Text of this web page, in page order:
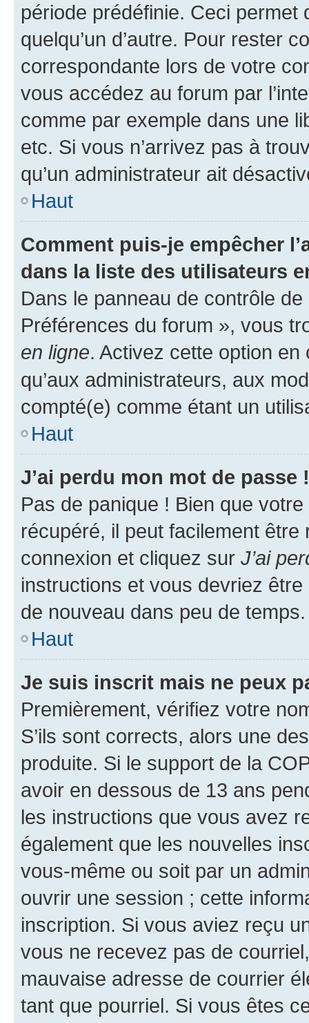
période prédéfinie. Ceci permet
quelqu’un d’autre. Pour rester
correspondante lors de votre
vous accédez au forum par
comme par exemple dans une
etc. Si vous n’arrivez pas à
qu’un administrateur ait
Haut
Comment puis-je empêcher
dans la liste des utilisateurs
Dans le panneau de contrôle
Préférences du forum », vous
en ligne. Activez cette option
qu’aux administrateurs, aux
compté(e) comme étant un
Haut
J’ai perdu mon mot de passe !
Pas de panique ! Bien que
récupéré, il peut facilement
connexion et cliquez sur J’ai
instructions et vous devriez
de nouveau dans peu de temps.
Haut
Je suis inscrit mais ne peux
Premièrement, vérifiez votre
S’ils sont corrects, alors une
produite. Si le support de la
avoir en dessous de 13 ans
les instructions que vous avez
également que les nouvelles
vous-même ou soit par un
ouvrir une session ; cette
inscription. Si vous aviez reçu
vous ne recevez pas de
mauvaise adresse de courrier
tant que pourriel. Si vous êtes